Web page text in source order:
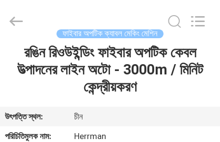
আমাদের
সম্পর্কে
Rights
ফাইবার অপটিক ক্যাবল মেকিং মেশিন
রঙিন রিওউইন্ডিং ফাইবার অপটিক কেবল
উত্পাদনের লাইন অটো - 3000m / মিনিট
কেন্দ্রীয়করণ
উৎপত্তি স্থল:
চীন
পরিচিতিমুলক নাম:
Herrman